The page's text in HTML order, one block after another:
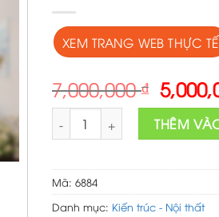
XEM TRANG WEB THỰC TẾ
7,000,000₫
price
was:
Mẫu nội thất 09 số lượng
THÊM
Mã: 6884
Danh mục: Kiến trúc - Nội thất